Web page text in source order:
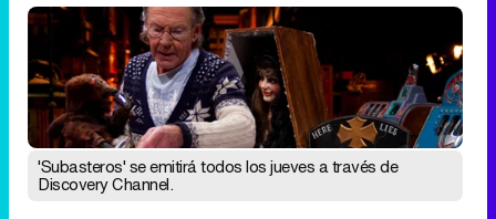
'Subasteros' se emitirá todos los jueves a través de
Discovery Channel.